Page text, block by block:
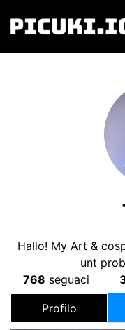
Hallo! My Art &
unt
768 seguaci
Profilo